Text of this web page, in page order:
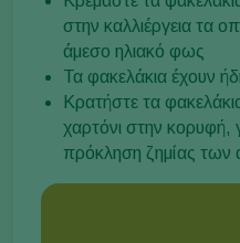
στην καλλιέργεια τα
άμεσο ηλιακό φως
Τα φακελάκια έχουν
Κρατήστε τα
χαρτόνι στην κορυφή,
πρόκληση ζημίας